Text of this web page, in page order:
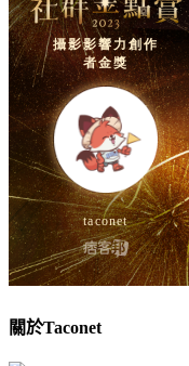
關於Taconet